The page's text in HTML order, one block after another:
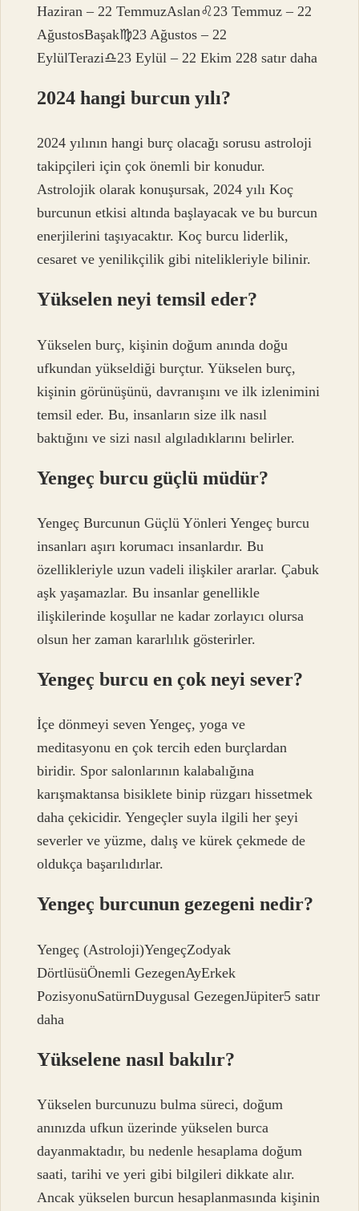
Haziran – 22 TemmuzAslan♌︎23 Temmuz – 22
AğustosBaşak♍︎23 Ağustos – 22
EylülTerazi♎︎23 Eylül – 22 Ekim 228 satır daha
2024 hangi burcun yılı?
2024 yılının hangi burç olacağı sorusu astroloji
takipçileri için çok önemli bir konudur.
Astrolojik olarak konuşursak, 2024 yılı Koç
burcunun etkisi altında başlayacak ve bu burcun
enerjilerini taşıyacaktır. Koç burcu liderlik,
cesaret ve yenilikçilik gibi nitelikleriyle bilinir.
Yükselen neyi temsil eder?
Yükselen burç, kişinin doğum anında doğu
ufkundan yükseldiği burçtur. Yükselen burç,
kişinin görünüşünü, davranışını ve ilk izlenimini
temsil eder. Bu, insanların size ilk nasıl
baktığını ve sizi nasıl algıladıklarını belirler.
Yengeç burcu güçlü müdür?
Yengeç Burcunun Güçlü Yönleri Yengeç burcu
insanları aşırı korumacı insanlardır. Bu
özellikleriyle uzun vadeli ilişkiler ararlar. Çabuk
aşk yaşamazlar. Bu insanlar genellikle
ilişkilerinde koşullar ne kadar zorlayıcı olursa
olsun her zaman kararlılık gösterirler.
Yengeç burcu en çok neyi sever?
İçe dönmeyi seven Yengeç, yoga ve
meditasyonu en çok tercih eden burçlardan
biridir. Spor salonlarının kalabalığına
karışmaktansa bisiklete binip rüzgarı hissetmek
daha çekicidir. Yengeçler suyla ilgili her şeyi
severler ve yüzme, dalış ve kürek çekmede de
oldukça başarılıdırlar.
Yengeç burcunun gezegeni nedir?
Yengeç (Astroloji)YengeçZodyak
DörtlüsüÖnemli GezegenAyErkek
PozisyonuSatürnDuygusal GezegenJüpiter5 satır
daha
Yükselene nasıl bakılır?
Yükselen burcunuzu bulma süreci, doğum
anınızda ufkun üzerinde yükselen burca
dayanmaktadır, bu nedenle hesaplama doğum
saati, tarihi ve yeri gibi bilgileri dikkate alır.
Ancak yükselen burcun hesaplanmasında kişinin